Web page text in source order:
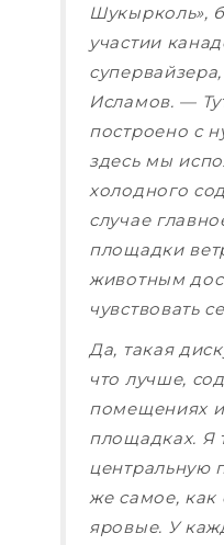
Шукырколь»,
участии
Исламов. —
построено с
здесь мы
холодного
случае
площадки
животным
чувствовать
Да, такая
что лучше,
помещениях
площадках. Я
центральную
же самое, как
яровые. У